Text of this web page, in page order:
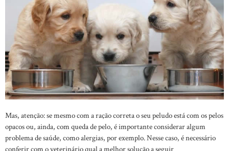
Mas, atenção: se mesmo com a ração correta o seu peludo está com os pelos
opacos ou, ainda, com queda de pelo, é importante considerar algum
problema de saúde, como alergias, por exemplo. Nesse caso, é necessário
conferir com o veterinário qual a melhor solução a seguir